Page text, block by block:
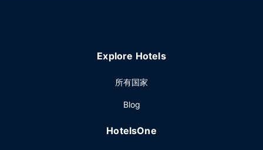
Explore Hotels
所有国家
Blog
HotelsOne